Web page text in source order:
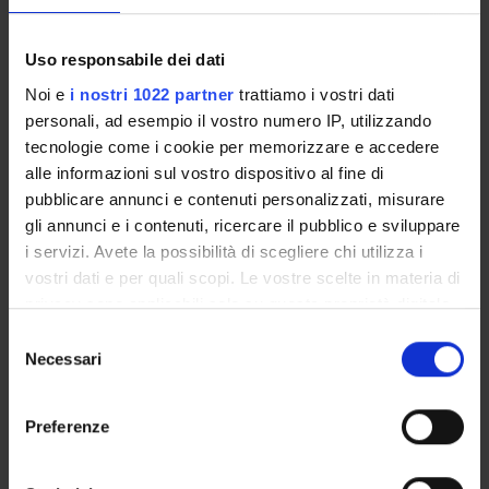
Uso responsabile dei dati
Noi e i nostri 1022 partner trattiamo i vostri dati
personali, ad esempio il vostro numero IP, utilizzando
tecnologie come i cookie per memorizzare e accedere
alle informazioni sul vostro dispositivo al fine di
pubblicare annunci e contenuti personalizzati, misurare
gli annunci e i contenuti, ricercare il pubblico e sviluppare
i servizi. Avete la possibilità di scegliere chi utilizza i
vostri dati e per quali scopi. Le vostre scelte in materia di
privacy sono applicabili solo su questa proprietà digitale
modificare o revocare il proprio consenso in qualsiasi
momento dalla Dichiarazione sui cookie o facendo clic
delNecessari
Preferenze
Come iscriversi
Calendario didattico
Orario lezioni
Piani didattici
Calendario esami
Bacheca avvisi
Proposte tesi e stage
Organi collegiali e di governo
Docenti
DOTTORATI, MASTER E FORMAZIONE SUPERIORE